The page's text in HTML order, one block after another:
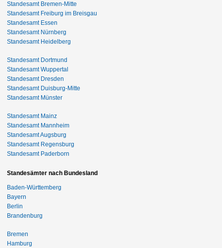
Standesamt Bremen-Mitte
Standesamt Freiburg im Breisgau
Standesamt Essen
Standesamt Nürnberg
Standesamt Heidelberg
Standesamt Dortmund
Standesamt Wuppertal
Standesamt Dresden
Standesamt Duisburg-Mitte
Standesamt Münster
Standesamt Mainz
Standesamt Mannheim
Standesamt Augsburg
Standesamt Regensburg
Standesamt Paderborn
Standesämter nach Bundesland
Baden-Württemberg
Bayern
Berlin
Brandenburg
Bremen
Hamburg